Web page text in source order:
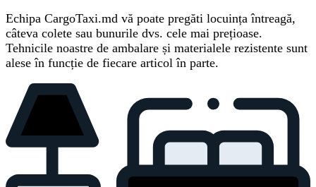
Echipa CargoTaxi.md vă poate pregăti locuința întreagă,
câteva colete sau bunurile dvs. cele mai prețioase.
Tehnicile noastre de ambalare și materialele rezistente sunt
alese în funcție de fiecare articol în parte.